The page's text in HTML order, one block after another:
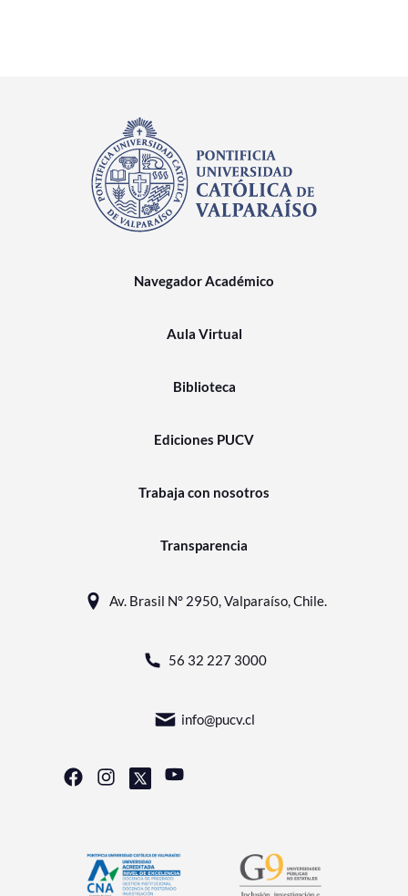
Navegador Académico
Aula Virtual
Biblioteca
Ediciones PUCV
Trabaja con nosotros
Transparencia
Av. Brasil N° 2950, Valparaíso, Chile.
56 32 227 3000
info@pucv.cl